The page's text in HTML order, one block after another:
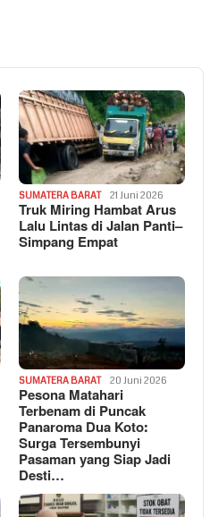
SUMATERA BARAT 21 Juni 2026
Truk Miring Hambat Arus
Lalu Lintas di Jalan Panti–
Simpang Empat
SUMATERA BARAT 20 Juni 2026
Pesona Matahari
Terbenam di Puncak
Panaroma Dua Koto:
Surga Tersembunyi
Pasaman yang Siap Jadi
Desti…